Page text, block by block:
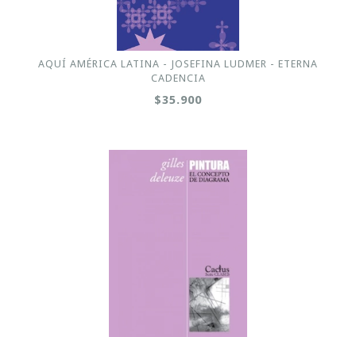
AQUÍ AMÉRICA LATINA - JOSEFINA LUDMER - ETERNA
CADENCIA
$35.900